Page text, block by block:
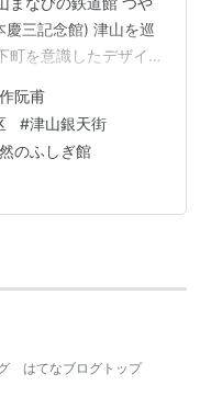
慶三記念館) 津山を巡
町を意識したデザイ
の像で、日本に「ペ
統領の国書を翻訳し
「C11-80号」が展示
きな鶴の絵が印象に
かったのだが、2024
阮甫
#津山銀天街
のふしぎ館
はてなブログトップ